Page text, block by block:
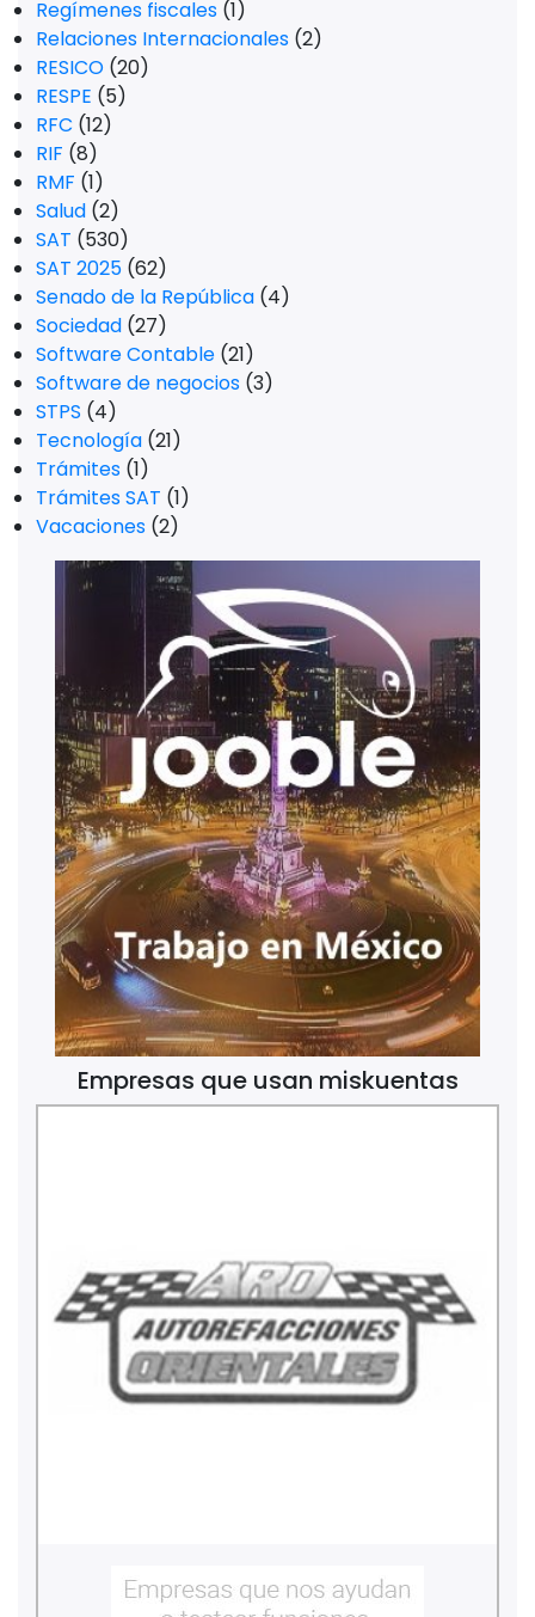
Regímenes fiscales (1)
Relaciones Internacionales (2)
RESICO (20)
RESPE (5)
RFC (12)
RIF (8)
RMF (1)
Salud (2)
SAT (530)
SAT 2025 (62)
Senado de la República (4)
Sociedad (27)
Software Contable (21)
Software de negocios (3)
STPS (4)
Tecnología (21)
Trámites (1)
Trámites SAT (1)
Vacaciones (2)
Empresas que usan miskuentas